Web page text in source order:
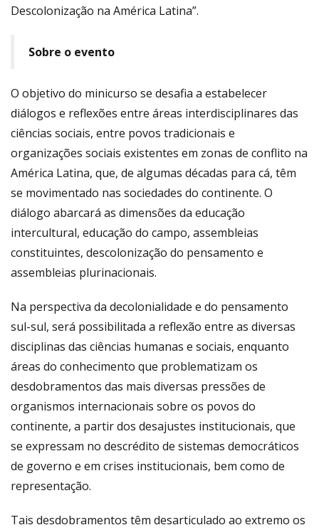
Descolonização na América Latina”.
Sobre o evento
O objetivo do minicurso se desafia a estabelecer
diálogos e reflexões entre áreas interdisciplinares das
ciências sociais, entre povos tradicionais e
organizações sociais existentes em zonas de conflito na
América Latina, que, de algumas décadas para cá, têm
se movimentado nas sociedades do continente. O
diálogo abarcará as dimensões da educação
intercultural, educação do campo, assembleias
constituintes, descolonização do pensamento e
assembleias plurinacionais.
Na perspectiva da decolonialidade e do pensamento
sul-sul, será possibilitada a reflexão entre as diversas
disciplinas das ciências humanas e sociais, enquanto
áreas do conhecimento que problematizam os
desdobramentos das mais diversas pressões de
organismos internacionais sobre os povos do
continente, a partir dos desajustes institucionais, que
se expressam no descrédito de sistemas democráticos
de governo e em crises institucionais, bem como de
representação.
Tais desdobramentos têm desarticulado ao extremo os